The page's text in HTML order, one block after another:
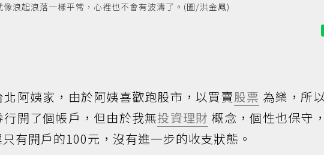
浪起浪落一樣平常，心裡也不會有波濤了。(圖/洪金鳳)
阿姨家，由於阿姨喜歡跑股市，以買賣股票 為樂，所
開了個帳戶，但由於我無投資理財 概念，個性也保守
有開戶的100元，沒有進一步的收支狀態。